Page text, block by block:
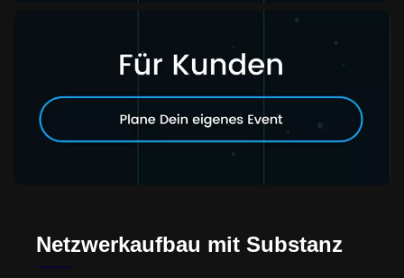
Netzwerkaufbau mit Substanz